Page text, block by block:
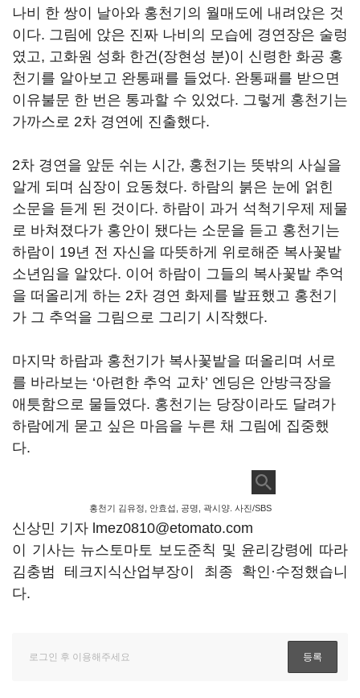
나비 한 쌍이 날아와 홍천기의 월매도에 내려앉은 것
이다. 그림에 앉은 진짜 나비의 모습에 경연장은 술렁
였고, 고화원 성화 한건(장현성 분)이 신령한 화공 홍
천기를 알아보고 완통패를 들었다. 완통패를 받으면
이유불문 한 번은 통과할 수 있었다. 그렇게 홍천기는
가까스로 2차 경연에 진출했다.
2차 경연을 앞둔 쉬는 시간, 홍천기는 뜻밖의 사실을
알게 되며 심장이 요동쳤다. 하람의 붉은 눈에 얽힌
소문을 듣게 된 것이다. 하람이 과거 석척기우제 제물
로 바쳐졌다가 홍안이 됐다는 소문을 듣고 홍천기는
하람이
19년 전 자신을 따뜻하게 위로해준 복사꽃밭
소년임을 알았다. 이어 하람이 그들의 복사꽃밭 추억
을 떠올리게 하는 2차 경연 화제를 발표했고 홍천기
가 그 추억을 그림으로 그리기 시작했다.
마지막 하람과 홍천기가 복사꽃밭을 떠올리며 서로
를 바라보는 ‘아련한 추억 교차’ 엔딩은 안방극장을
애틋함으로 물들였다. 홍천기는 당장이라도 달려가
하람에게 묻고 싶은 마음을 누른 채 그림에 집중했
다.
홍천기 김유정, 안효섭, 공명, 곽시양. 사진/SBS
신상민 기자 lmez0810@etomato.com
이 기사는 뉴스토마토 보도준칙 및 윤리강령에 따라
김충범 테크지식산업부장이 최종 확인·수정했습니
다.